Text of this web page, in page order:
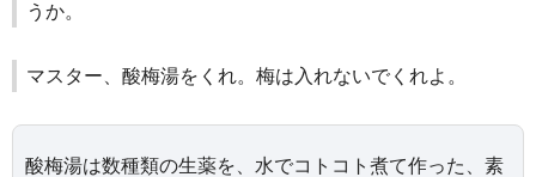
うか。
マスター、酸梅湯をくれ。梅は入れないでくれよ。
酸梅湯は数種類の生薬を、水でコトコト煮て作った、素